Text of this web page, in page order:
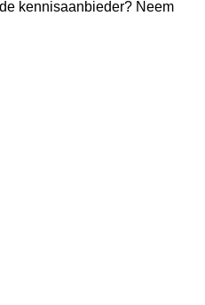
kennisaanbieder? Neem